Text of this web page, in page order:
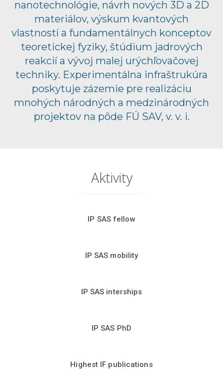
nanotechnológie, návrh nových 3D a 2D
materiálov, výskum kvantových
vlastností a fundamentálnych konceptov
teoretickej fyziky, štúdium jadrových
reakcií a vývoj malej urýchľovačovej
techniky. Experimentálna infraštrukúra
poskytuje zázemie pre realizáciu
mnohých národných a medzinárodných
projektov na pôde FÚ SAV, v. v. i.
Aktivity
IP SAS fellow
IP SAS mobility
IP SAS interships
IP SAS PhD
Highest IF publications